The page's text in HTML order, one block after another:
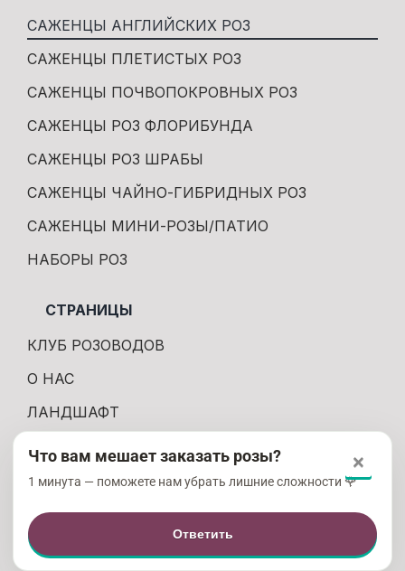
САЖЕНЦЫ АНГЛИЙСКИХ РОЗ
САЖЕНЦЫ ПЛЕТИСТЫХ РОЗ
САЖЕНЦЫ ПОЧВОПОКРОВНЫХ РОЗ
САЖЕНЦЫ РОЗ ФЛОРИБУНДА
САЖЕНЦЫ РОЗ ШРАБЫ
САЖЕНЦЫ ЧАЙНО-ГИБРИДНЫХ РОЗ
САЖЕНЦЫ МИНИ-РОЗЫ/ПАТИО
НАБОРЫ РОЗ
СТРАНИЦЫ
КЛУБ РОЗОВОДОВ
О НАС
ЛАНДШАФТ
ДОСТАВКА И ОПЛАТА
ПРАВИЛА СЕРВИСА
×
Что вам мешает заказать розы?
1 минута — поможете нам убрать лишние сложности 🌹
Ответить